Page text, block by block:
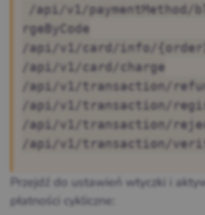
/api/v1/
rgeByCode
/api/v1/card/info/
/api/v1/card/charge
/api/v1/transaction/
/api/v1/transaction/
/api/v1/transaction/
/api/v1/transaction/
Przejdź do ustawień wtyczki i
płatności cykliczne: